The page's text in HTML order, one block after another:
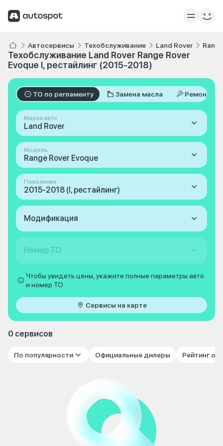
Автосервисы Техобслуживание Land Rover
Техобслуживание Land Rover Range Rover
Evoque I, рестайлинг (2015-2018)
ТО по регламенту Замена масла Ремонт
Марка авто
Land Rover
Модель
Range Rover Evoque
Поколение
2015-2018 (I, рестайлинг)
Модификация
Номер ТО
Чтобы увидеть цены, укажите полные параметры авто
и номер ТО
Сервисы на карте
0 сервисов
По популярности Официальные дилеры Рейтинг